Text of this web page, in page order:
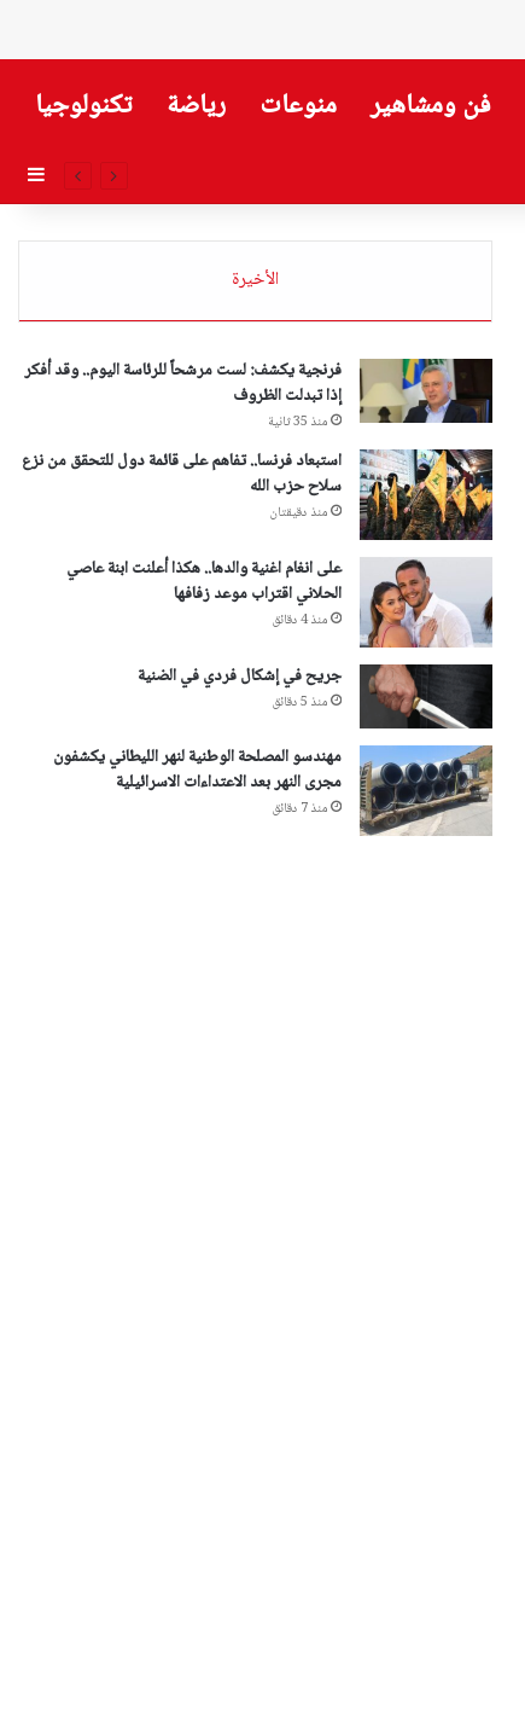
فن ومشاهير منوعات رياضة تكنولوجيا
الأخيرة
فرنجية يكشف: لست مرشحاً للرئاسة اليوم.. وقد أفكر
إذا تبدلت الظروف
منذ 35 ثانية
استبعاد فرنسا.. تفاهم على قائمة دول للتحقق من نزع
سلاح حزب الله
منذ دقيقتان
على انغام اغنية والدها.. هكذا أعلنت ابنة عاصي
الحلاني اقتراب موعد زفافها
منذ 4 دقائق
جريح في إشكال فردي في الضنية
منذ 5 دقائق
مهندسو المصلحة الوطنية لنهر الليطاني يكشفون
مجرى النهر بعد الاعتداءات الاسرائيلية
منذ 7 دقائق